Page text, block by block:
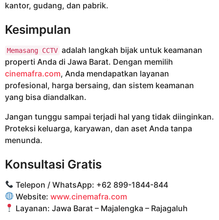
kantor, gudang, dan pabrik.
Kesimpulan
Memasang CCTV adalah langkah bijak untuk keamanan
properti Anda di Jawa Barat. Dengan memilih
cinemafra.com, Anda mendapatkan layanan
profesional, harga bersaing, dan sistem keamanan
yang bisa diandalkan.
Jangan tunggu sampai terjadi hal yang tidak diinginkan.
Proteksi keluarga, karyawan, dan aset Anda tanpa
menunda.
Konsultasi Gratis
Telepon / WhatsApp: +62 899-1844-844
Website:www.cinemafra.com
Layanan: Jawa Barat – Majalengka – Rajagaluh